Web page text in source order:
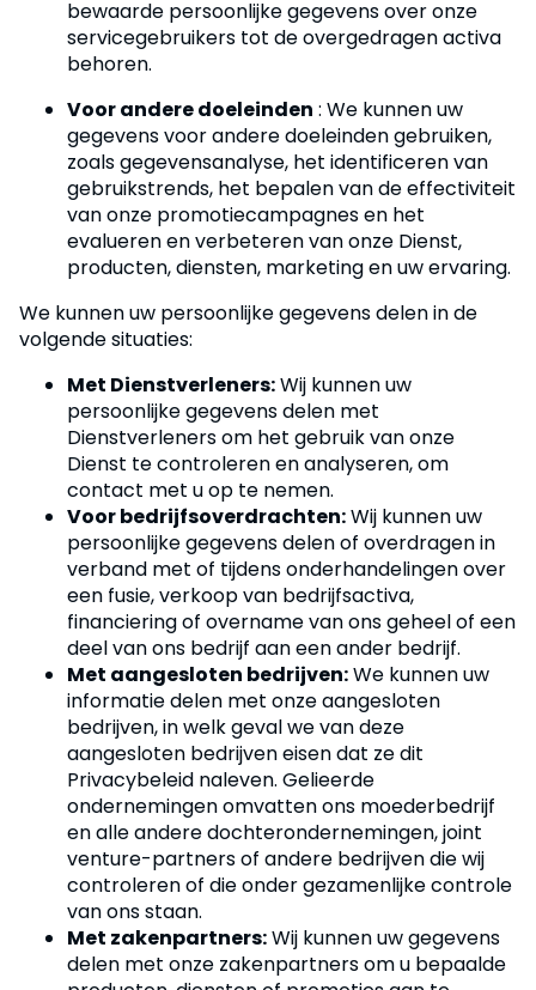
bewaarde persoonlijke gegevens over onze
servicegebruikers tot de overgedragen activa
behoren.
Voor andere doeleinden : We kunnen uw
gegevens voor andere doeleinden gebruiken,
zoals gegevensanalyse, het identificeren van
gebruikstrends, het bepalen van de effectiviteit
van onze promotiecampagnes en het
evalueren en verbeteren van onze Dienst,
producten, diensten, marketing en uw ervaring.
We kunnen uw persoonlijke gegevens delen in de
volgende situaties:
Met Dienstverleners:Wij kunnen uw
persoonlijke gegevens delen met
Dienstverleners om het gebruik van onze
Dienst te controleren en analyseren, om
contact met u op te nemen.
Voor bedrijfsoverdrachten:Wij kunnen uw
persoonlijke gegevens delen of overdragen in
verband met of tijdens onderhandelingen over
een fusie, verkoop van bedrijfsactiva,
financiering of overname van ons geheel of een
deel van ons bedrijf aan een ander bedrijf.
Met aangesloten bedrijven:We kunnen uw
informatie delen met onze aangesloten
bedrijven, in welk geval we van deze
aangesloten bedrijven eisen dat ze dit
Privacybeleid naleven. Gelieerde
ondernemingen omvatten ons moederbedrijf
en alle andere dochterondernemingen, joint
venture-partners of andere bedrijven die wij
controleren of die onder gezamenlijke controle
van ons staan.
Met zakenpartners:Wij kunnen uw gegevens
delen met onze zakenpartners om u bepaalde